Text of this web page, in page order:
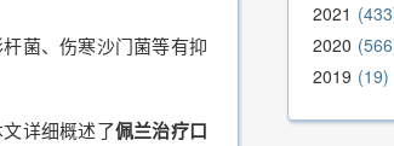
菌、伤寒沙门菌等有抑
详细概述了佩兰治疗口
2021
433
2020 566
2019 19